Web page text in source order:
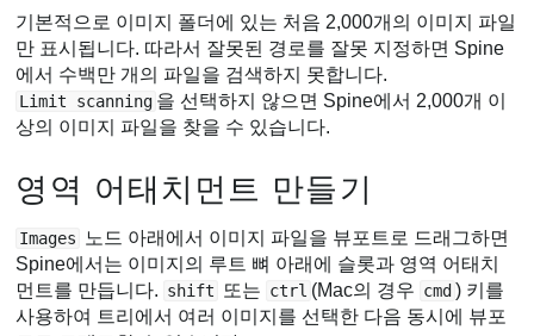
기본적으로 이미지 폴더에 있는 처음 2,000개의 이미지 파일
만 표시됩니다. 따라서 잘못된 경로를 잘못 지정하면 Spine
에서 수백만 개의 파일을 검색하지 못합니다.
Limit scanning 을 선택하지 않으면 Spine에서 2,000개 이
상의 이미지 파일을 찾을 수 있습니다.
영역 어태치먼트 만들기
Images
노드 아래에서 이미지 파일을 뷰포트로 드래그하면
Spine에서는 이미지의 루트 뼈 아래에 슬롯과 영역 어태치
먼트를 만듭니다. shift 또는 ctrl (Mac의 경우 cmd ) 키를
사용하여 트리에서 여러 이미지를 선택한 다음 동시에 뷰포